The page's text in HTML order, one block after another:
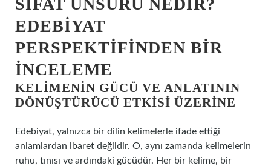
SIFAT UNSURU NEDIR?
EDEBIYAT
PERSPEKTIFINDEN BIR
İNCELEME
KELIMENIN GÜCÜ VE ANLATININ
DÖNÜŞTÜRÜCÜ ETKISI ÜZERINE
Edebiyat, yalnızca bir dilin kelimelerle ifade ettiği
anlamlardan ibaret değildir. O, aynı zamanda kelimelerin
ruhu, tınısı ve ardındaki gücüdür. Her bir kelime, bir